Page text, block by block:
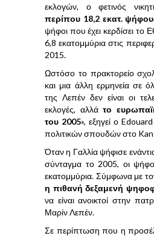
εκλογών, ο φετινός
περίπου 18,2 εκατ.
ψήφοι που έχει κερδίσει το
6,8 εκατομμύρια στις
2015.
Ωστόσο το πρακτορείο
και μια άλλη ερμηνεία σε
της Λεπέν δεν είναι οι
εκλογές, αλλά το
του 2005», εξηγεί ο
πολιτικών σπουδών στο
Όταν η Γαλλία ψήφισε
σύνταγμα το 2005, οι
εκατομμύρια. Σύμφωνα με
η πιθανή δεξαμενή
να είναι ανοικτοί στην
Μαρίν Λεπέν.
Σε περίπτωση που η